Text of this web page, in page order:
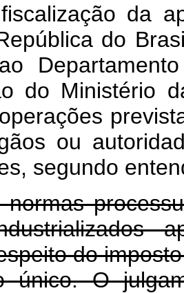
da
do
do Ministério
ou
segundo
normas
do
único. O